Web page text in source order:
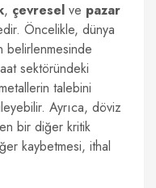
, çevresel ve pazar
Öncelikle, dünya
belirlenmesinde
sektöründeki
talebini
Ayrıca, döviz
bir diğer kritik
kaybetmesi, ithal